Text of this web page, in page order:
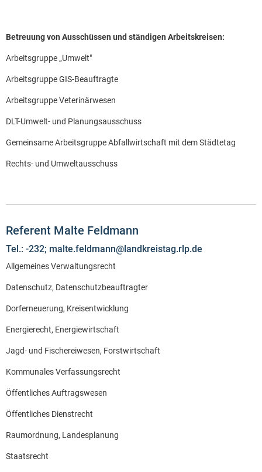
Betreuung von Ausschüssen und ständigen Arbeitskreisen:
Arbeitsgruppe „Umwelt"
Arbeitsgruppe GIS-Beauftragte
Arbeitsgruppe Veterinärwesen
DLT-Umwelt- und Planungsausschuss
Gemeinsame Arbeitsgruppe Abfallwirtschaft mit dem Städtetag
Rechts- und Umweltausschuss
Referent Malte Feldmann
Tel.: -232; malte.feldmann@landkreistag.rlp.de
Allgemeines Verwaltungsrecht
Datenschutz, Datenschutzbeauftragter
Dorferneuerung, Kreisentwicklung
Energierecht, Energiewirtschaft
Jagd- und Fischereiwesen, Forstwirtschaft
Kommunales Verfassungsrecht
Öffentliches Auftragswesen
Öffentliches Dienstrecht
Raumordnung, Landesplanung
Staatsrecht